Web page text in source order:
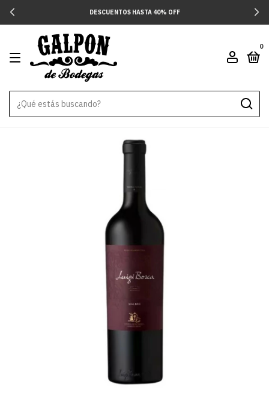
DESCUENTOS HASTA 40% OFF
0